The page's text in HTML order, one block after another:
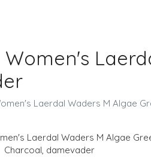
Women's
Laerdal Waders M Algae